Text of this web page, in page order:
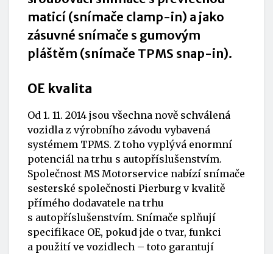
maticí (snímače clamp-in) a jako
zásuvné snímače s gumovým
pláštěm (snímače TPMS snap-in).
OE kvalita
Od 1. 11. 2014 jsou všechna nově schválená
vozidla z výrobního závodu vybavená
systémem TPMS. Z toho vyplývá enormní
potenciál na trhu s autopříslušenstvím.
Společnost MS Motorservice nabízí snímače
sesterské společnosti Pierburg v kvalitě
přímého dodavatele na trhu
s autopříslušenstvím. Snímače splňují
specifikace OE, pokud jde o tvar, funkci
a použití ve vozidlech – toto garantují